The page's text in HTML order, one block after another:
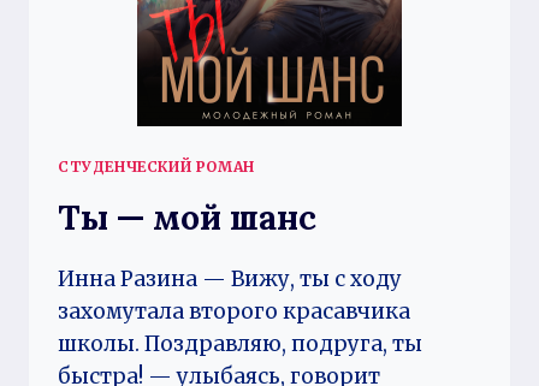
СТУДЕНЧЕСКИЙ РОМАН
Ты — мой шанс
Инна Разина — Вижу, ты с ходу
захомутала второго красавчика
школы. Поздравляю, подруга, ты
быстра! — улыбаясь, говорит